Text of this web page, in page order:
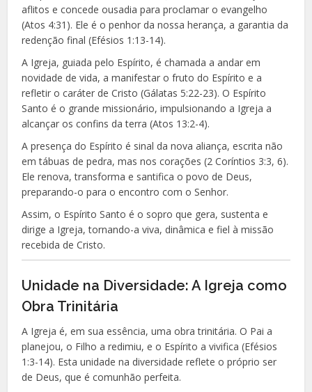
aflitos e concede ousadia para proclamar o evangelho
(Atos 4:31). Ele é o penhor da nossa herança, a garantia da
redenção final (Efésios 1:13-14).
A Igreja, guiada pelo Espírito, é chamada a andar em
novidade de vida, a manifestar o fruto do Espírito e a
refletir o caráter de Cristo (Gálatas 5:22-23). O Espírito
Santo é o grande missionário, impulsionando a Igreja a
alcançar os confins da terra (Atos 13:2-4).
A presença do Espírito é sinal da nova aliança, escrita não
em tábuas de pedra, mas nos corações (2 Coríntios 3:3, 6).
Ele renova, transforma e santifica o povo de Deus,
preparando-o para o encontro com o Senhor.
Assim, o Espírito Santo é o sopro que gera, sustenta e
dirige a Igreja, tornando-a viva, dinâmica e fiel à missão
recebida de Cristo.
Unidade na Diversidade: A Igreja como
Obra Trinitária
A Igreja é, em sua essência, uma obra trinitária. O Pai a
planejou, o Filho a redimiu, e o Espírito a vivifica (Efésios
1:3-14). Esta unidade na diversidade reflete o próprio ser
de Deus, que é comunhão perfeita.